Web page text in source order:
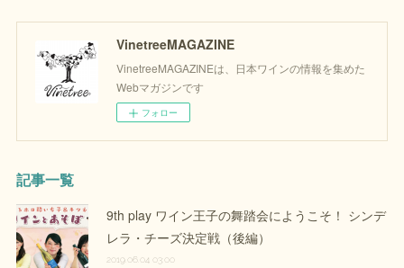
VinetreeMAGAZINE
VinetreeMAGAZINEは、日本ワインの情報を集めた
Webマガジンです
フォロー
記事一覧
9th play ワイン王子の舞踏会にようこそ！ シンデ
レラ・チーズ決定戦（後編）
2019.06.04 03:00